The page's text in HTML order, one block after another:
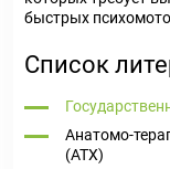
быстрых
Список
Анатомо-
(ATX)